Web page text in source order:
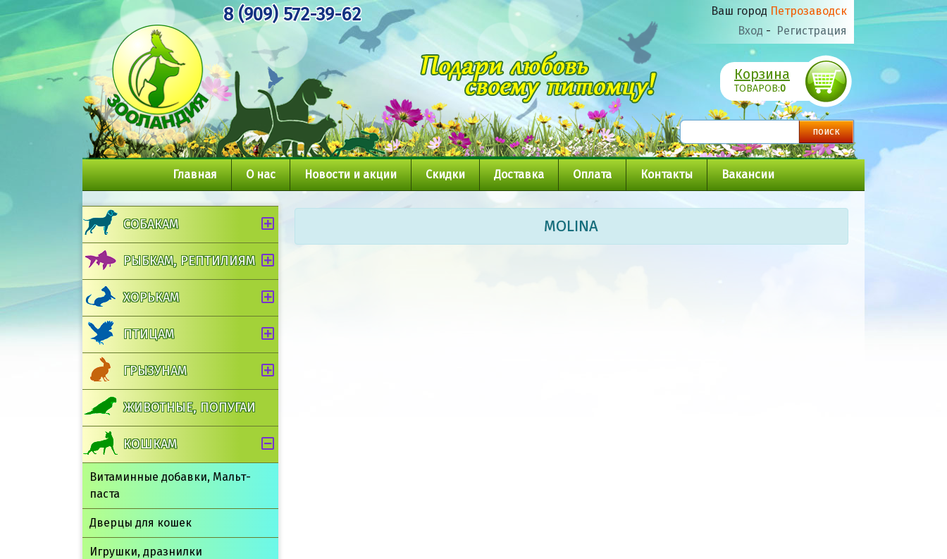
8 (909) 572-39-62 Ваш город Петрозаводск
Вход - Регистрация
Корзина
ТОВАРОВ:0
Главная О нас Новости и акции Скидки Доставка Оплата Контакты Вакансии
СОБАКАМ
РЫБКАМ, РЕПТИЛИЯМ
ХОРЬКАМ
ПТИЦАМ
ГРЫЗУНАМ
ЖИВОТНЫЕ, ПОПУГАИ
КОШКАМ
Витаминные добавки, Мальт-
паста
Дверцы для кошек
Игрушки, дразнилки
MOLINA